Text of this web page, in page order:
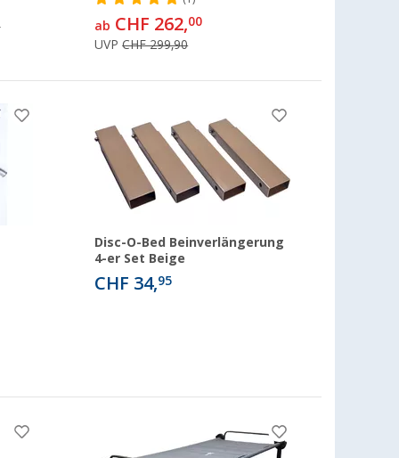
ab CHF 262,00
UVPCHF 299,90
Disc-O-Bed Beinverlängerung
4-er Set Beige
CHF 34,95